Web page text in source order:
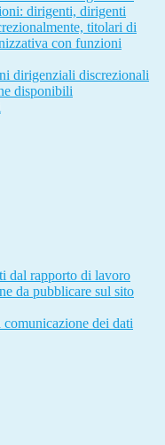
dirigenti, dirigenti
titolari di
con funzioni
dirigenziali discrezionali
disponibili
dal rapporto di lavoro
da pubblicare sul sito
comunicazione dei dati